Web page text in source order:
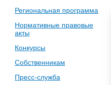
Региональная программа
Нормативные правовые
акты
Конкурсы
Собственникам
Пресс-служба